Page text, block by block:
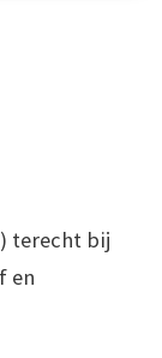
terecht bij
en